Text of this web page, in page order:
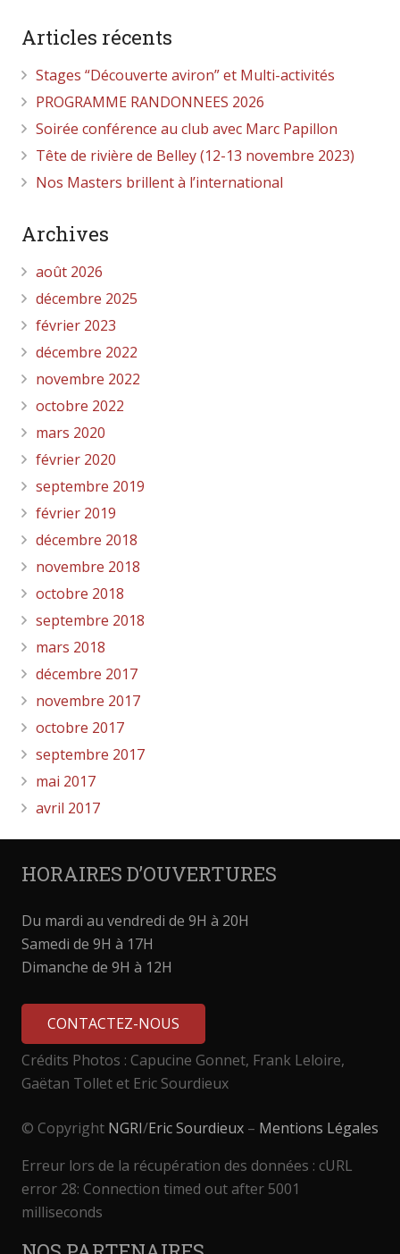
Articles récents
Stages “Découverte aviron” et Multi-activités
PROGRAMME RANDONNEES 2026
Soirée conférence au club avec Marc Papillon
Tête de rivière de Belley (12-13 novembre 2023)
Nos Masters brillent à l’international
Archives
août 2026
décembre 2025
février 2023
décembre 2022
novembre 2022
octobre 2022
mars 2020
février 2020
septembre 2019
février 2019
décembre 2018
novembre 2018
octobre 2018
septembre 2018
mars 2018
décembre 2017
novembre 2017
octobre 2017
septembre 2017
mai 2017
avril 2017
HORAIRES D’OUVERTURES
Du mardi au vendredi de 9H à 20H
Samedi de 9H à 17H
Dimanche de 9H à 12H
CONTACTEZ-NOUS
Crédits Photos : Capucine Gonnet, Frank Leloire,
Gaëtan Tollet et Eric Sourdieux
© Copyright NGRI/Eric Sourdieux – Mentions Légales
Erreur lors de la récupération des données : cURL
error 28: Connection timed out after 5001
milliseconds